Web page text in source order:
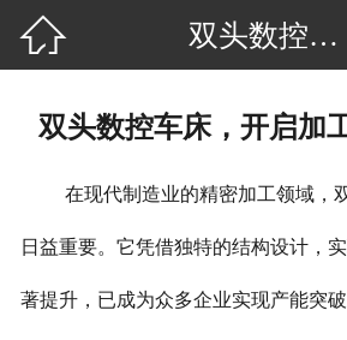
 双头数控车床，开启加工装备新阶段
双头数控车床，开启加
在现代制造业的精密加工领域，
日益重要。它凭借独特的结构设计，
著提升，已成为众多企业实现产能突